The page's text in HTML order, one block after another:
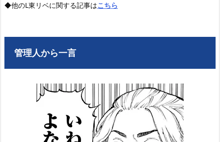
◆他のL東リベに関する記事はこちら
管理人から一言